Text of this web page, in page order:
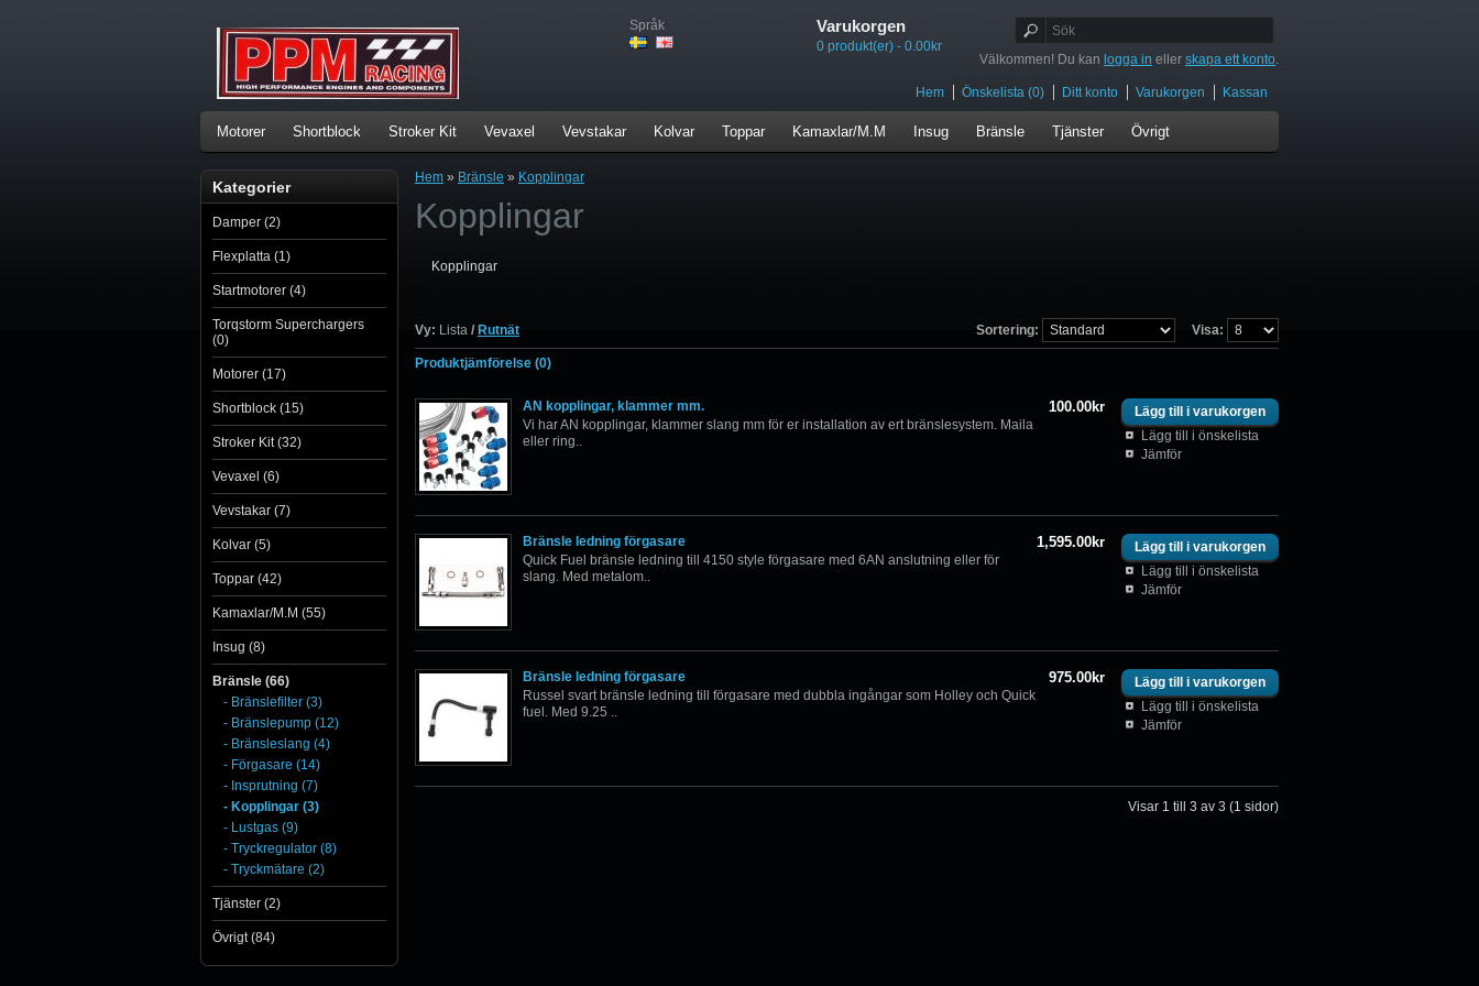
Språk Varukorgen
0 produkt(er) - 0.00kr
Välkommen! Du kan logga in eller skapa ett konto.
Hem Önskelista (0) Ditt konto Varukorgen Kassan
Motorer Shortblock Stroker Kit Vevaxel Vevstakar Kolvar Toppar Kamaxlar/M.M Insug Bränsle Tjänster Övrigt
Kategorier
Damper (2)
Flexplatta (1)
Startmotorer (4)
Torqstorm Superchargers
(0)
Motorer (17)
Shortblock (15)
Stroker Kit (32)
Vevaxel (6)
Vevstakar (7)
Kolvar (5)
Toppar (42)
Kamaxlar/M.M (55)
Insug (8)
Bränsle (66)
- Bränslefilter (3)
- Bränslepump (12)
- Bränsleslang (4)
- Förgasare (14)
- Insprutning (7)
- Kopplingar (3)
- Lustgas (9)
- Tryckregulator (8)
- Tryckmätare (2)
Tjänster (2)
Övrigt (84)
Hem » Bränsle » Kopplingar
Kopplingar
Kopplingar
Vy: Lista / Rutnät Visa:
Sortering:
Produktjämförelse (0)
Lägg till i önskelista
Jämför
100.00kr
AN kopplingar, klammer mm.
Vi har AN kopplingar, klammer slang mm för er installation av ert bränslesystem. Maila
eller ring..
Lägg till i önskelista
Jämför
1,595.00kr
Bränsle ledning förgasare
Quick Fuel bränsle ledning till 4150 style förgasare med 6AN anslutning eller för
slang. Med metalom..
Lägg till i önskelista
Jämför
975.00kr
Bränsle ledning förgasare
Russel svart bränsle ledning till förgasare med dubbla ingångar som Holley och Quick
fuel. Med 9.25 ..
Visar 1 till 3 av 3 (1 sidor)